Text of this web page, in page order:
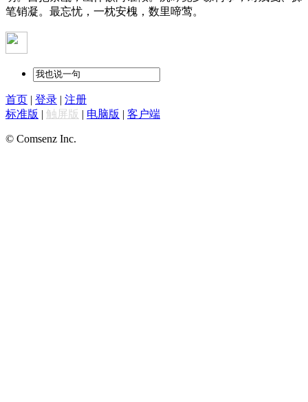
笔销凝。最忘忧，一枕安槐，数里啼莺。
首页 | 登录 | 注册
标准版 | 触屏版 | 电脑版 | 客户端
© Comsenz Inc.